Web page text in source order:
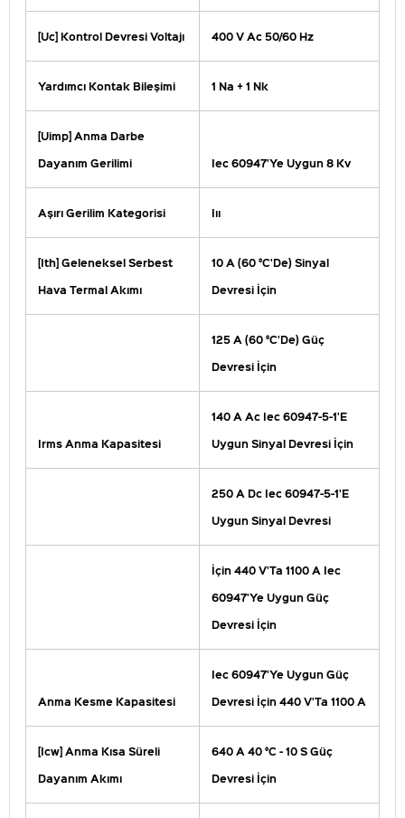
[Uc] Kontrol Devresi Voltajı 400 V Ac 50/60 Hz
Yardımcı Kontak Bileşimi 1 Na + 1 Nk
[Uimp] Anma Darbe
Dayanım Gerilimi
Iec 60947'Ye Uygun 8 Kv
Aşırı Gerilim Kategorisi Iıı
[Ith] Geleneksel Serbest
Hava Termal Akımı
10 A (60 °C'De) Sinyal
Devresi İçin
125 A (60 °C'De) Güç
Devresi İçin
Irms Anma Kapasitesi
140 A Ac Iec 60947-5-1'E
Uygun Sinyal Devresi İçin
250 A Dc Iec 60947-5-1'E
Uygun Sinyal Devresi
İçin 440 V'Ta 1100 A Iec
60947'Ye Uygun Güç
Devresi İçin
Anma Kesme Kapasitesi
Iec 60947'Ye Uygun Güç
Devresi İçin 440 V'Ta 1100 A
[Icw] Anma Kısa Süreli
Dayanım Akımı
640 A 40 °C - 10 S Güç
Devresi İçin